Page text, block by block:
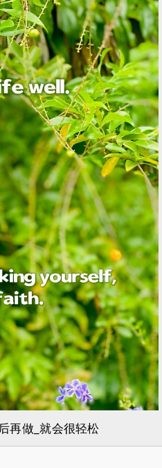
再做_就会很轻松